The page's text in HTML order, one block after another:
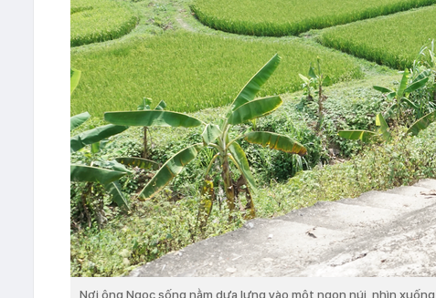
Nơi ông Ngọc sống nằm dựa lưng vào một ngọn núi, nhìn